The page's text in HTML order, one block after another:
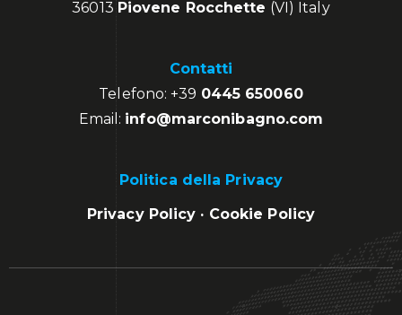
36013 Piovene Rocchette (VI) Italy
Contatti
Telefono:+39 0445 650060
Email: info@marconibagno.com
Politica della Privacy
Privacy Policy · Cookie Policy